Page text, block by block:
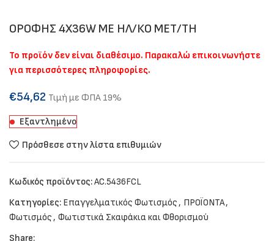
ΟΡΟΦΗΣ 4Χ36W ΜΕ ΗΛ/ΚΟ ΜΕΤ/ΤΗ
Το προϊόν δεν είναι διαθέσιμο. Παρακαλώ επικοινωνήστε
για περισσότερες πληροφορίες.
€54,62 Τιμή με ΦΠΑ 19%
Εξαντλημένο
Πρόσθεσε στην λίστα επιθυμιών
Κωδικός προϊόντος:AC.5436FCL
Κατηγορίες: Επαγγελματικός Φωτισμός, ΠΡΟΪΟΝΤΑ,
Φωτισμός, Φωτιστικά Σκαφάκια και Φθορισμού
Share: